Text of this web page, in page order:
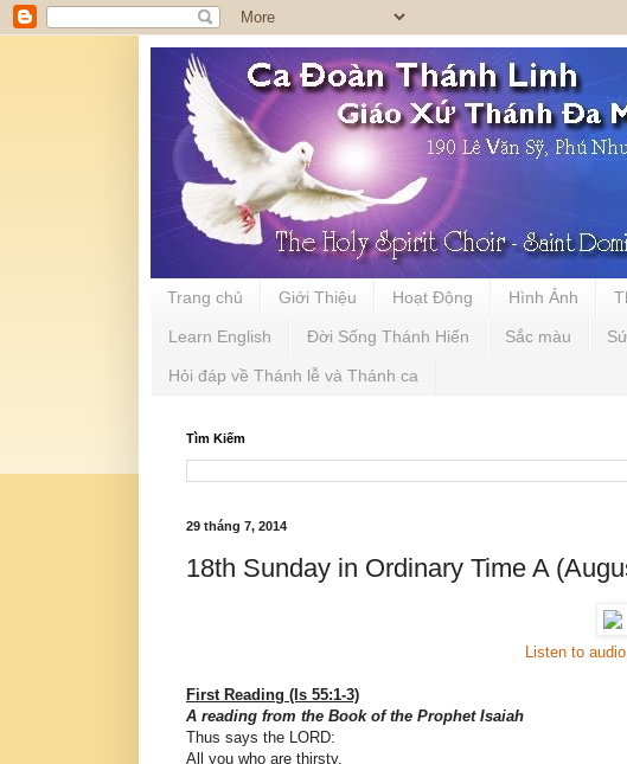
Trang chủ Giới Thiệu Hoạt Động Hình Ảnh
Learn English Đời Sống Thánh Hiến Sắc màu
Hỏi đáp về Thánh lễ và Thánh ca
Tìm Kiếm
29 tháng 7, 2014
18th Sunday in Ordinary Time A
Listen to
First Reading (Is 55:1-3)
A reading from the Book of the Prophet Isaiah
Thus says the LORD:
All you who are thirsty,